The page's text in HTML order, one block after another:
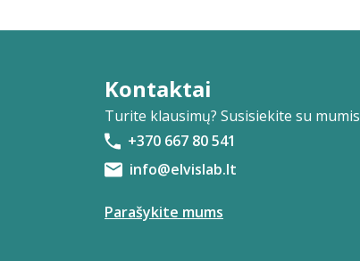
Kontaktai
Turite klausimų? Susisiekite su mumis
+370 667 80 541
info@elvislab.lt
Parašykite mums